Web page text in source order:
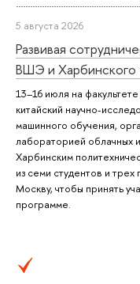
5 августа 2026
Развивая
ВШЭ и Харбинского
13–16 июля на
китайский научно-
машинного обучения,
лабораторией облачных
Харбинским
из семи студентов и
Москву, чтобы принять
программе.